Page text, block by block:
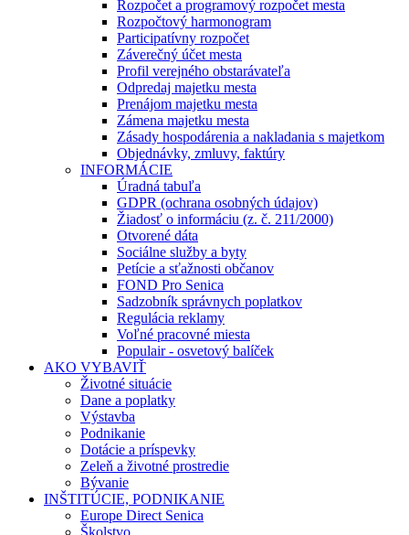
Rozpočet a programový rozpočet mesta
Rozpočtový harmonogram
Participatívny rozpočet
Záverečný účet mesta
Profil verejného obstarávateľa
Odpredaj majetku mesta
Prenájom majetku mesta
Zámena majetku mesta
Zásady hospodárenia a nakladania s majetkom
Objednávky, zmluvy, faktúry
INFORMÁCIE
Úradná tabuľa
GDPR (ochrana osobných údajov)
Žiadosť o informáciu (z. č. 211/2000)
Otvorené dáta
Sociálne služby a byty
Petície a sťažnosti občanov
FOND Pro Senica
Sadzobník správnych poplatkov
Regulácia reklamy
Voľné pracovné miesta
Populair - osvetový balíček
AKO VYBAVIŤ
Životné situácie
Dane a poplatky
Výstavba
Podnikanie
Dotácie a príspevky
Zeleň a životné prostredie
Bývanie
INŠTITÚCIE, PODNIKANIE
Europe Direct Senica